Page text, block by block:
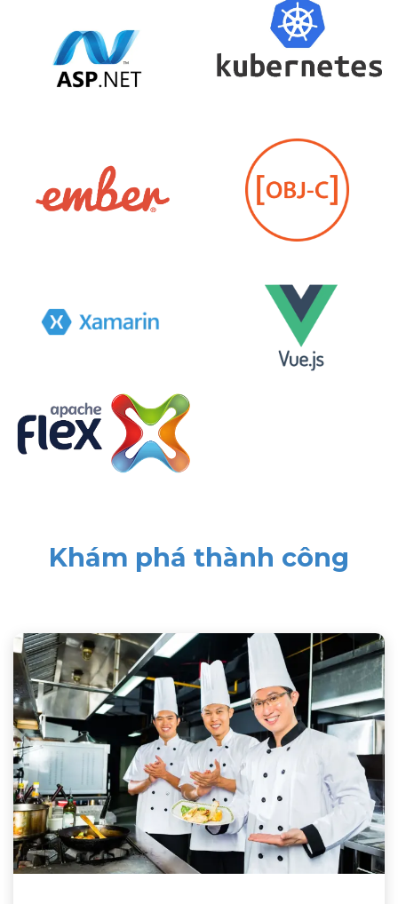
Khám phá thành công